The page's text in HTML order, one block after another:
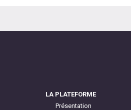
LA PLATEFORME
Présentation